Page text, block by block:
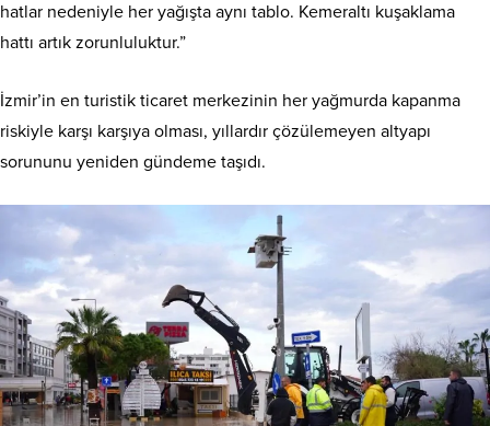
hatlar nedeniyle her yağışta aynı tablo. Kemeraltı kuşaklama
hattı artık zorunluluktur.”
İzmir’in en turistik ticaret merkezinin her yağmurda kapanma
riskiyle karşı karşıya olması, yıllardır çözülemeyen altyapı
sorununu yeniden gündeme taşıdı.